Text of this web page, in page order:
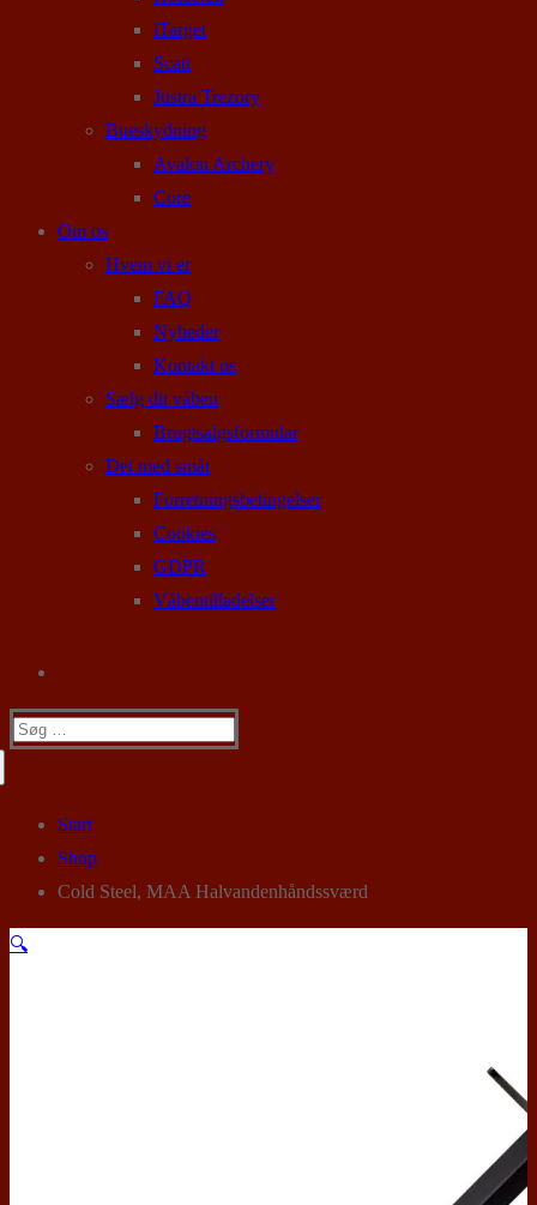
iTarget
Scatt
Justra Trezory
Bueskydning
Avalon Archery
Core
Om os
Hvem vi er
FAQ
Nyheder
Kontakt os
Sælg dit våben
Brugtsalgsformular
Det med småt
Forretningsbetingelser
Cookies
GDPR
Våbentilladelser
Søg
Start
Shop
Cold Steel, MAA Halvandenhåndssværd
🔍